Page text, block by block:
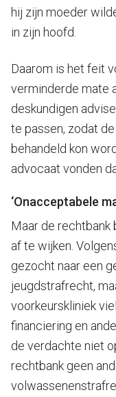
hij zijn moeder
in zijn hoofd.
Daarom is het feit
verminderde mate
deskundigen
te passen, zodat
behandeld kon
advocaat vonden
‘Onacceptabele
Maar de rechtbank
af te wijken.
gezocht naar een
jeugdstrafrecht,
voorkeurskliniek
financiering en
de verdachte niet
rechtbank geen